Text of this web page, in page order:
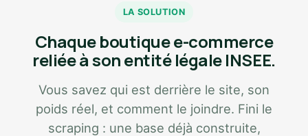
LA SOLUTION
Chaque boutique e-commerce
reliée à son entité légale INSEE.
Vous savez qui est derrière le site, son
poids réel, et comment le joindre. Fini le
scraping : une base déjà construite,